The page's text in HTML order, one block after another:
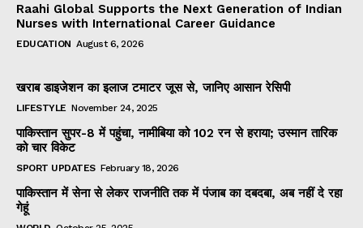
Raahi Global Supports the Next Generation of Indian
Nurses with International Career Guidance
EDUCATION August 6, 2026
खराब डाइजेशन का इलाज टमाटर जूस से, जानिए आसान रेसिपी
LIFESTYLE November 24, 2025
पाकिस्तान सुपर-8 में पहुंचा, नामीबिया को 102 रन से हराया; उस्मान तारिक
को चार विकेट
SPORT UPDATES February 18, 2026
पाकिस्तान में सेना से लेकर राजनीति तक में पंजाब का दबदबा, अब नहीं दे रहा
गेहूं